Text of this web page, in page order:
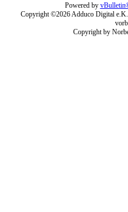
Powered by
Copyright ©2026 Adduco Digital
Copyright by